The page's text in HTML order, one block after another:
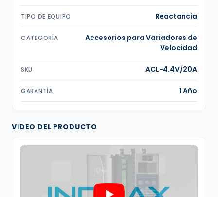
TIPO DE EQUIPO Reactancia
CATEGORÍA
Accesorios para Variadores de
Velocidad
SKU ACL-4.4V/20A
GARANTÍA 1 Año
VIDEO DEL PRODUCTO